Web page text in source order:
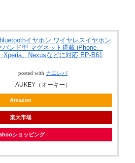
イヤホン ワイヤレスイヤホン
バンド型 マグネット搭載 iPhone、
Xperia、Nexusなどに対応 EP-B61
posted with カエレバ
AUKEY（オーキー）
Amazon
楽天市場
ショッピング